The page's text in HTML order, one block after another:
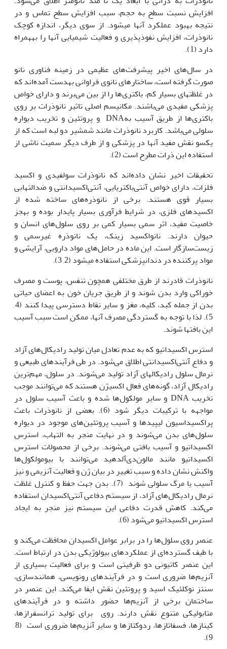
افزایش نسبت سطح به حجم، سبب افزایش سطح تماس و در
نتیجه بهبود عملکرد آن‫ها می‫شود. از سوی دیگر، اندازه کوچک
نانوذرات، افزایش نفوذپذیری و فعالیت شیمیایی آن‫ها را به‫همراه
دارد (1).
در سال‌های اخیر پیشرفت‌های عظیمی در زمینه فناوری نانو
صورت گرفته است، ساختارهای نانوی فراوانی به‫دست آمده‌اند که
در غلظت‫های بسیار کم، باکتری‌ها را از بین می‌برند و دارای خواص
پزشکی مفیدی می‌باشند. مکانیسم اصلی تاثیر نانوذرات بر روی
باکتری‌ها از طریق آسیب بهDNA و پروتئین و تخریب دیواره
سلولی می‌باشد. کاربرد نانوذرات مانند شمشیر دو لبه است که از
یک‫سو نقش مفید آن‫ها در پزشکی و از طرف دیگر سمیت ناشی از
استفاده این ذرات مطرح است (2).
تحقیقات اخیر نشان داده‌اند که نانوذرات سولفیدی و اکسید
فلزات، دارای خواص آنتی‌باکتریایی، آنتی‌اکسیدانتی و ضد‌التهابی
بسیار قوی هستند. برخی از نانوذره‌های ساخته شده از
اکسید‌های فلزی، در شرایط فرآوری بسیار پایدار بوده و به‫جز
خاصیت مفید، اثر سمی بسیار کمی بر روی سلول‌های انسان و
حیوان دارند. نانواکسید زینک، یک نانوذره غیرسمی و
زیست‌سازگار است. این ماده در حامل‌های مواد دارویی، آرایشی و
مواد پرکننده در دندانپزشکی استفاده می‫شود (2, 3).
نانوذرات قادرند از طرق مختلفی همچون تنفس، پوست و مصرف
خوراکی وارد بدن شوند و از طریق جریان خون به اعضای حیاتی
بدن از جمله کبد، کلیه، مغز و سایر نقاط دسترسی پیدا کنند (4,
5). لذا با توجه به گستردگی مصرف آن‫ها، ممکن است سبب آسیب
این بافت‫ها شوند.
استرس اکسیداتیو که به عدم تعادل میان تولید رادیکال‌های آزاد
و دفاع آنتی‌اکسیدانتی اطلاق می‌شود. در طی فرآیندهای طبیعی و
نرمال سلول رادیکال‫های آزاد تولید می‌شوند. در سلول، مهم‌ترین
رادیکال آزاد، گونه‌های فعال اکسیژن هستند که می‌توانند موجب
تخریب DNA و سایر مولکول‌ها شده و باعث آسیب سلول در
مواجهه با ترکیبات دیگر شود (6). بعضی از نانوذرات باعث
پراکسیداسیون لیپیدها و آسیب پروتئین‌های موجود در دیواره
سلول‌های بدن می‌شوند و در نهایت منجر به التهاب، استرس
اکسیداتیو و آسیب بافتی می‌شوند. برخی از محصولات استرس
اکسیداتیو مانند مالون‌دی‌آلدهید می‌توانند با بیومولکول‌ها
واکنش نشان داده و سبب تغییر در بیان ژن و فعالیت آنزیمی و نیز
آسیب یا مرگ سلولی شوند (7). بدن جهت حفظ و کنترل غلظت
نرمال رادیکال‌های آزاد، از سیستم دفاعی آنتی‌اکسیدان استفاده
می‌کند. کاهش قدرت دفاعی این سیستم نیز منجر به ایجاد
استرس اکسیداتیو می‌شود (6).
عنصر روی سلول‌ها را در برابر عوامل اکسیدان محافظت می‌کند و
با طیف گسترده‌ای از عملکردهای بیولوژیکی بدن در ارتباط است.
این عنصر کاتیونی دو ظرفیتی است و برای فعالیت بسیاری از
آنزیم‌ها ضروری است و در فرآیندهای رونویسی، همانندسازی،
سنتز نوکلئیک اسید و پروتئین نقش ایفا می‌کند. این عنصر در
ساختمان برخی از آنزیم‌ها حضور داشته و در فرآیندهای
متابولیکی متنوع نقش دارند. روی برای تولید ترانسفرازها،
کینازها، فسفاتازها، ردوکتازها و سایر آنزیم‌ها ضروری است (8,
9).